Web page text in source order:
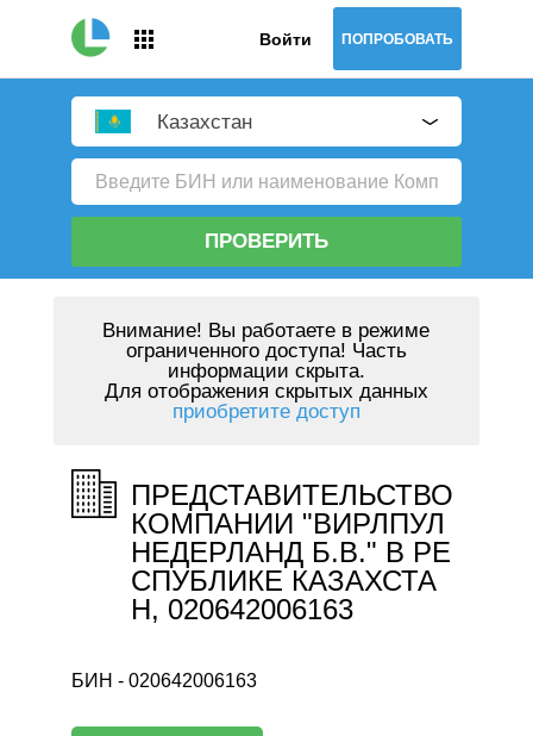
Войти ПОПРОБОВАТЬ
Казахстан
ПРОВЕРИТЬ
Внимание! Вы работаете в режиме
ограниченного доступа! Часть
информации скрыта.
Для отображения скрытых данных
приобретите доступ
ПРЕДСТАВИТЕЛЬСТВО
КОМПАНИИ "ВИРЛПУЛ
НЕДЕРЛАНД Б.В." В РЕ
СПУБЛИКЕ КАЗАХСТА
Н, 020642006163
БИН - 020642006163